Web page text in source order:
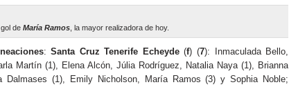
de María Ramos, la mayor realizadora de hoy.
:Santa Cruz Tenerife Echeyde(f) (7): Inmaculada Bello,
Martín (1), Elena Alcón, Júlia Rodríguez, Natalia Naya (1), Brianna
Dalmases (1), Emily Nicholson, María Ramos (3) y Sophia Noble;